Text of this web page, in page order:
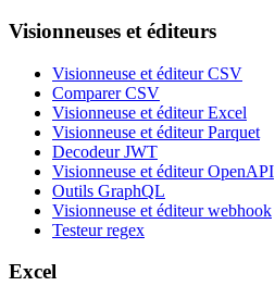
Visionneuses et éditeurs
Visionneuse et éditeur CSV
Comparer CSV
Visionneuse et éditeur Excel
Visionneuse et éditeur Parquet
Decodeur JWT
Visionneuse et éditeur OpenAPI
Outils GraphQL
Visionneuse et éditeur webhook
Testeur regex
Excel